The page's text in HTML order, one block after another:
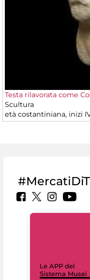
Testa rilavorata come
Scultura
età costantiniana, inizi
Le APP del
Sistema Musei